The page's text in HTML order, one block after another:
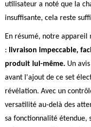
utilisateur a noté que la
insuffisante, cela reste
En résumé, notre appareil
: livraison impeccable,
produit lui-même. Un
avant l'ajout de ce set
révélation. Avec un
versatilité au-delà des
sa fonctionnalité étendue,